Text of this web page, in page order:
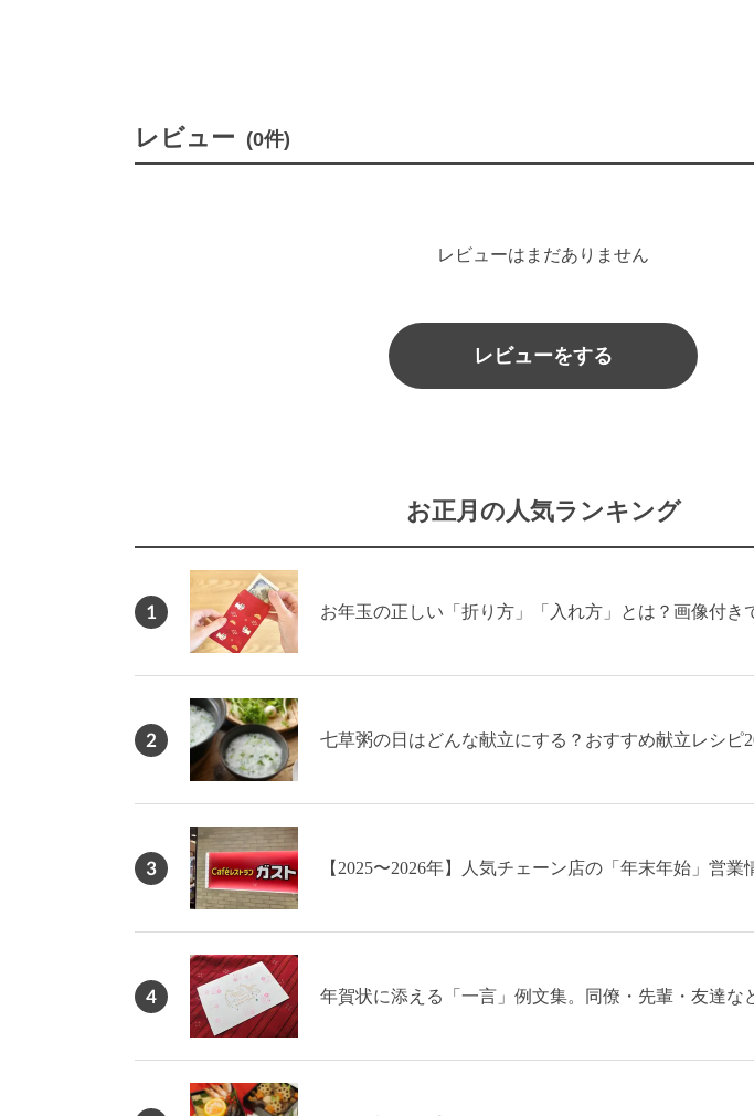
レビュー (0件)
レビューはまだありません
レビューをする
お正月の人気ランキング
1 お年玉の正しい「折り方」「入れ方」とは？画像付き
2 七草粥の日はどんな献立にする？おすすめ献立レシピ
3 【2025〜2026年】人気チェーン店の「年末年始」営業
4 年賀状に添える「一言」例文集。同僚・先輩・友達な